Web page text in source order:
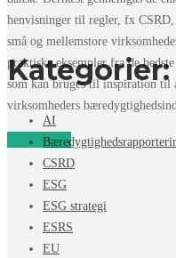
henvisninger til regler, fx
små og mellemstore
praktiske eksempler fra de
som kan bruges til inspiration til
virksomheders
Læs mere
Kategorier:
AI
CSRD
ESG
ESG strategi
ESRS
EU